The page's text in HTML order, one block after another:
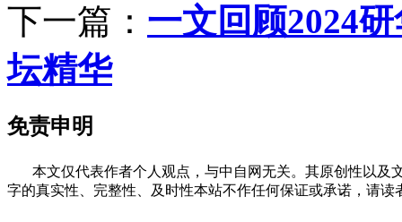
下一篇： 一文回顾2024
坛精华
免责申明
本文仅代表作者个人观点，与中自网无关。其原创性以及
字的真实性、完整性、及时性本站不作任何保证或承诺，请